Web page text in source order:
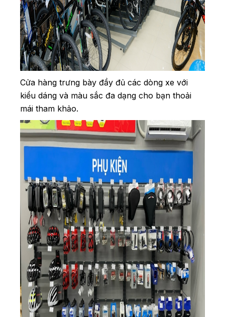
Cửa hàng trưng bày đầy đủ các dòng xe với
kiểu dáng và màu sắc đa dạng cho bạn thoải
mái tham khảo.